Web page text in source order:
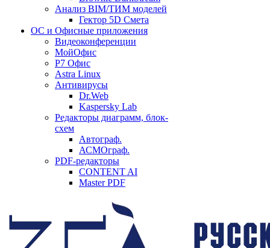
Анализ BIM/ТИМ моделей
Гектор 5D Смета
ОС и Офисные приложения
Видеоконференции
МойОфис
P7 Офис
Astra Linux
Антивирусы
Dr.Web
Kaspersky Lab
Редакторы диаграмм, блок-
схем
Автограф.
АСМОграф.
PDF-редакторы
CONTENT AI
Master PDF